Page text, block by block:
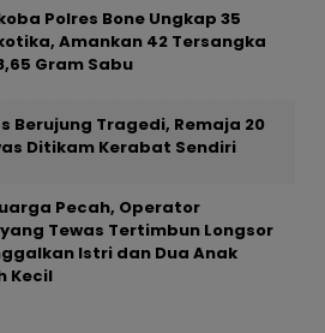
Polres Bone Ungkap 35
Amankan 42 Tersangka
Gram Sabu
Berujung Tragedi, Remaja 20
Ditikam Kerabat Sendiri
Pecah, Operator
Tewas Tertimbun Longsor
Istri dan Dua Anak
Kecil